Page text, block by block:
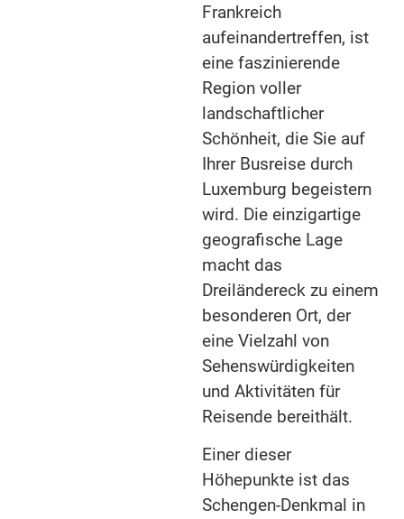
Frankreich
aufeinandertreffen, ist
eine faszinierende
Region voller
landschaftlicher
Schönheit, die Sie auf
Ihrer Busreise durch
Luxemburg begeistern
wird. Die einzigartige
geografische Lage
macht das
Dreiländereck zu einem
besonderen Ort, der
eine Vielzahl von
Sehenswürdigkeiten
und Aktivitäten für
Reisende bereithält.
Einer dieser
Höhepunkte ist das
Schengen-Denkmal in